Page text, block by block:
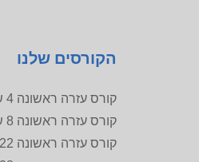
הקורסים שלנו
קורס עזרה ראשונה 4 שעות
קורס עזרה ראשונה 8 שעות
קורס עזרה ראשונה 22 שעות